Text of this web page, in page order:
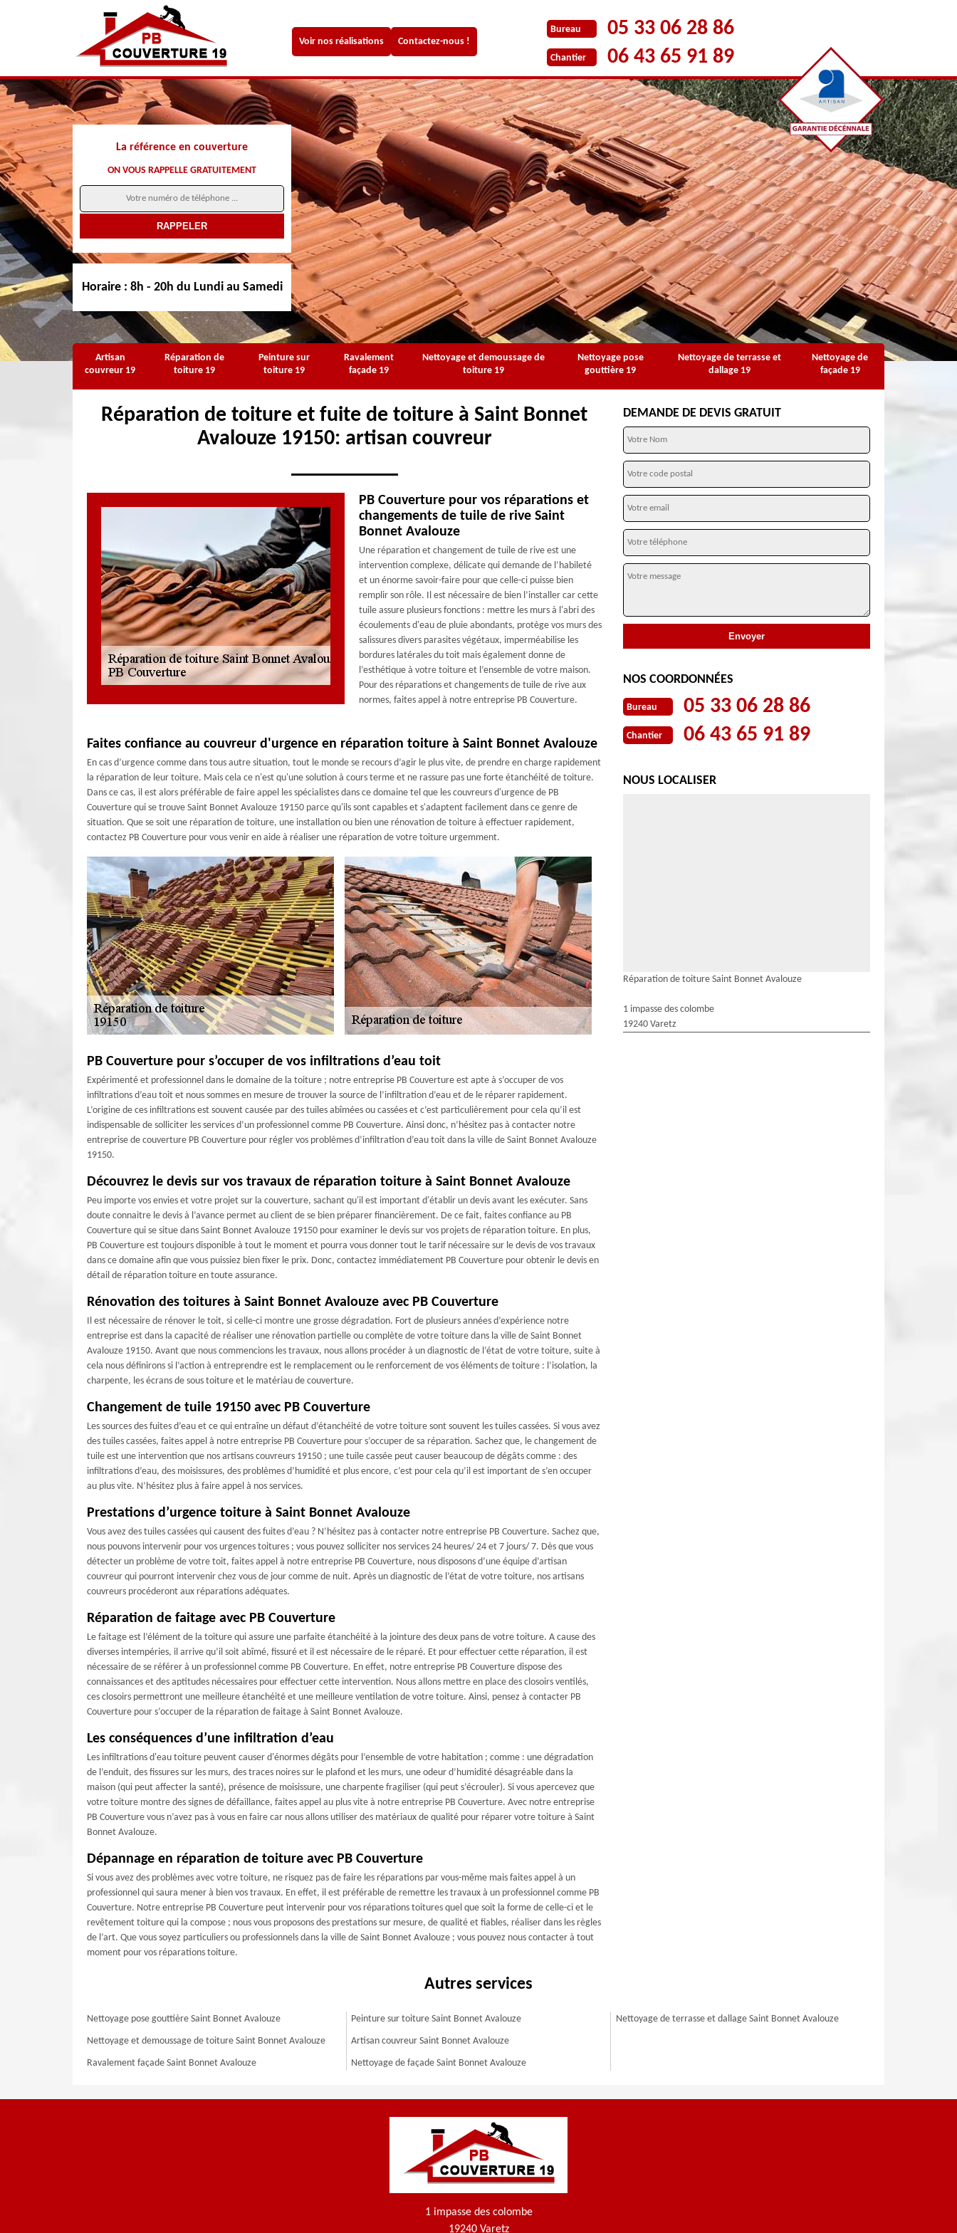
Voir nos réalisations Contactez-nous !
Bureau 05 33 06 28 86
Chantier 06 43 65 91 89
La référence en couverture
ON VOUS RAPPELLE GRATUITEMENT
Horaire : 8h - 20h du Lundi au Samedi
Artisan
couvreur 19
Réparation de
toiture 19
Peinture sur
toiture 19
Ravalement
façade 19
Nettoyage et demoussage de
toiture 19
Nettoyage pose
gouttière 19
Nettoyage de terrasse et
dallage 19
Nettoyage de
façade 19
Réparation de toiture et fuite de toiture à Saint Bonnet
Avalouze 19150: artisan couvreur
PB Couverture pour vos réparations et
changements de tuile de rive Saint
Bonnet Avalouze
Une réparation et changement de tuile de rive est une
intervention complexe, délicate qui demande de l’habileté
et un énorme savoir-faire pour que celle-ci puisse bien
remplir son rôle. Il est nécessaire de bien l’installer car cette
tuile assure plusieurs fonctions : mettre les murs à l'abri des
écoulements d'eau de pluie abondants, protège vos murs des
salissures divers parasites végétaux, imperméabilise les
bordures latérales du toit mais également donne de
l’esthétique à votre toiture et l’ensemble de votre maison.
Pour des réparations et changements de tuile de rive aux
normes, faites appel à notre entreprise PB Couverture.
Faites confiance au couvreur d'urgence en réparation toiture à Saint Bonnet Avalouze
En cas d’urgence comme dans tous autre situation, tout le monde se recours d’agir le plus vite, de prendre en charge rapidement
la réparation de leur toiture. Mais cela ce n'est qu'une solution à cours terme et ne rassure pas une forte étanchéité de toiture.
Dans ce cas, il est alors préférable de faire appel les spécialistes dans ce domaine tel que les couvreurs d'urgence de PB
Couverture qui se trouve Saint Bonnet Avalouze 19150 parce qu'ils sont capables et s'adaptent facilement dans ce genre de
situation. Que se soit une réparation de toiture, une installation ou bien une rénovation de toiture à effectuer rapidement,
contactez PB Couverture pour vous venir en aide à réaliser une réparation de votre toiture urgemment.
PB Couverture pour s’occuper de vos infiltrations d’eau toit
Expérimenté et professionnel dans le domaine de la toiture ; notre entreprise PB Couverture est apte à s’occuper de vos
infiltrations d’eau toit et nous sommes en mesure de trouver la source de l’infiltration d’eau et de le réparer rapidement.
L’origine de ces infiltrations est souvent causée par des tuiles abîmées ou cassées et c’est particulièrement pour cela qu’il est
indispensable de solliciter les services d’un professionnel comme PB Couverture. Ainsi donc, n’hésitez pas à contacter notre
entreprise de couverture PB Couverture pour régler vos problèmes d’infiltration d’eau toit dans la ville de Saint Bonnet Avalouze
19150.
Découvrez le devis sur vos travaux de réparation toiture à Saint Bonnet Avalouze
Peu importe vos envies et votre projet sur la couverture, sachant qu'il est important d'établir un devis avant les exécuter. Sans
doute connaitre le devis à l’avance permet au client de se bien préparer financièrement. De ce fait, faites confiance au PB
Couverture qui se situe dans Saint Bonnet Avalouze 19150 pour examiner le devis sur vos projets de réparation toiture. En plus,
PB Couverture est toujours disponible à tout le moment et pourra vous donner tout le tarif nécessaire sur le devis de vos travaux
dans ce domaine afin que vous puissiez bien fixer le prix. Donc, contactez immédiatement PB Couverture pour obtenir le devis en
détail de réparation toiture en toute assurance.
Rénovation des toitures à Saint Bonnet Avalouze avec PB Couverture
Il est nécessaire de rénover le toit, si celle-ci montre une grosse dégradation. Fort de plusieurs années d’expérience notre
entreprise est dans la capacité de réaliser une rénovation partielle ou complète de votre toiture dans la ville de Saint Bonnet
Avalouze 19150. Avant que nous commencions les travaux, nous allons procéder à un diagnostic de l’état de votre toiture, suite à
cela nous définirons si l’action à entreprendre est le remplacement ou le renforcement de vos éléments de toiture : l’isolation, la
charpente, les écrans de sous toiture et le matériau de couverture.
Changement de tuile 19150 avec PB Couverture
Les sources des fuites d’eau et ce qui entraîne un défaut d’étanchéité de votre toiture sont souvent les tuiles cassées. Si vous avez
des tuiles cassées, faites appel à notre entreprise PB Couverture pour s’occuper de sa réparation. Sachez que, le changement de
tuile est une intervention que nos artisans couvreurs 19150 ; une tuile cassée peut causer beaucoup de dégâts comme : des
infiltrations d’eau, des moisissures, des problèmes d’humidité et plus encore, c’est pour cela qu’il est important de s’en occuper
au plus vite. N’hésitez plus à faire appel à nos services.
Prestations d’urgence toiture à Saint Bonnet Avalouze
Vous avez des tuiles cassées qui causent des fuites d’eau ? N’hésitez pas à contacter notre entreprise PB Couverture. Sachez que,
nous pouvons intervenir pour vos urgences toitures ; vous pouvez solliciter nos services 24 heures/ 24 et 7 jours/ 7. Dès que vous
détecter un problème de votre toit, faites appel à notre entreprise PB Couverture, nous disposons d’une équipe d’artisan
couvreur qui pourront intervenir chez vous de jour comme de nuit. Après un diagnostic de l’état de votre toiture, nos artisans
couvreurs procéderont aux réparations adéquates.
Réparation de faitage avec PB Couverture
Le faitage est l’élément de la toiture qui assure une parfaite étanchéité à la jointure des deux pans de votre toiture. A cause des
diverses intempéries, il arrive qu’il soit abîmé, fissuré et il est nécessaire de le réparé. Et pour effectuer cette réparation, il est
nécessaire de se référer à un professionnel comme PB Couverture. En effet, notre entreprise PB Couverture dispose des
connaissances et des aptitudes nécessaires pour effectuer cette intervention. Nous allons mettre en place des closoirs ventilés,
ces closoirs permettront une meilleure étanchéité et une meilleure ventilation de votre toiture. Ainsi, pensez à contacter PB
Couverture pour s’occuper de la réparation de faitage à Saint Bonnet Avalouze.
Les conséquences d’une infiltration d’eau
Les infiltrations d'eau toiture peuvent causer d'énormes dégâts pour l’ensemble de votre habitation ; comme : une dégradation
de l’enduit, des fissures sur les murs, des traces noires sur le plafond et les murs, une odeur d’humidité désagréable dans la
maison (qui peut affecter la santé), présence de moisissure, une charpente fragiliser (qui peut s’écrouler). Si vous apercevez que
votre toiture montre des signes de défaillance, faites appel au plus vite à notre entreprise PB Couverture. Avec notre entreprise
PB Couverture vous n’avez pas à vous en faire car nous allons utiliser des matériaux de qualité pour réparer votre toiture à Saint
Bonnet Avalouze.
Dépannage en réparation de toiture avec PB Couverture
Si vous avez des problèmes avec votre toiture, ne risquez pas de faire les réparations par vous-même mais faites appel à un
professionnel qui saura mener à bien vos travaux. En effet, il est préférable de remettre les travaux à un professionnel comme PB
Couverture. Notre entreprise PB Couverture peut intervenir pour vos réparations toitures quel que soit la forme de celle-ci et le
revêtement toiture qui la compose ; nous vous proposons des prestations sur mesure, de qualité et fiables, réaliser dans les règles
de l’art. Que vous soyez particuliers ou professionnels dans la ville de Saint Bonnet Avalouze ; vous pouvez nous contacter à tout
moment pour vos réparations toiture.
DEMANDE DE DEVIS GRATUIT
NOS COORDONNÉES
Bureau 05 33 06 28 86
Chantier 06 43 65 91 89
NOUS LOCALISER
Réparation de toiture Saint Bonnet Avalouze
1 impasse des colombe
19240 Varetz
Autres services
Nettoyage pose gouttière Saint Bonnet Avalouze
Nettoyage et demoussage de toiture Saint Bonnet Avalouze
Ravalement façade Saint Bonnet Avalouze
Peinture sur toiture Saint Bonnet Avalouze
Artisan couvreur Saint Bonnet Avalouze
Nettoyage de façade Saint Bonnet Avalouze
Nettoyage de terrasse et dallage Saint Bonnet Avalouze
1 impasse des colombe
19240 Varetz